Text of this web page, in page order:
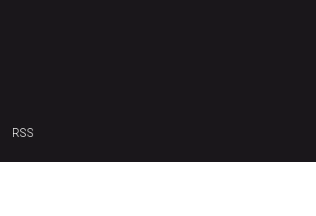
RSS